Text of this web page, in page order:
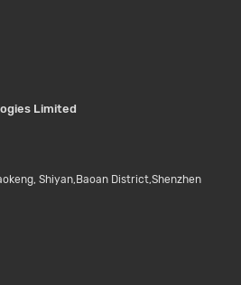
Limited
Shiyan,Baoan District,Shenzhen